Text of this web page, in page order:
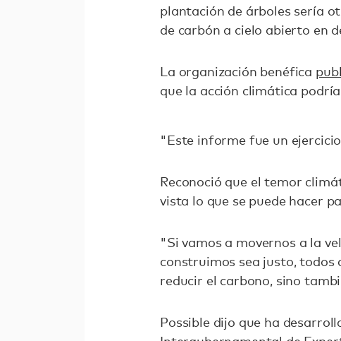
plantación de árboles sería
de carbón a cielo abierto en
La organización benéfica
que la acción climática
"Este informe fue un
Reconoció que el temor
vista lo que se puede hacer
"Si vamos a movernos a la
construimos sea justo, todos
reducir el carbono, sino
Possible dijo que ha